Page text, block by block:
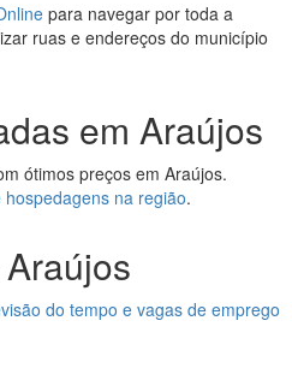
para navegar por toda a
ruas e endereços do município
em Araújos
ótimos preços em Araújos.
na região.
do tempo e vagas de emprego